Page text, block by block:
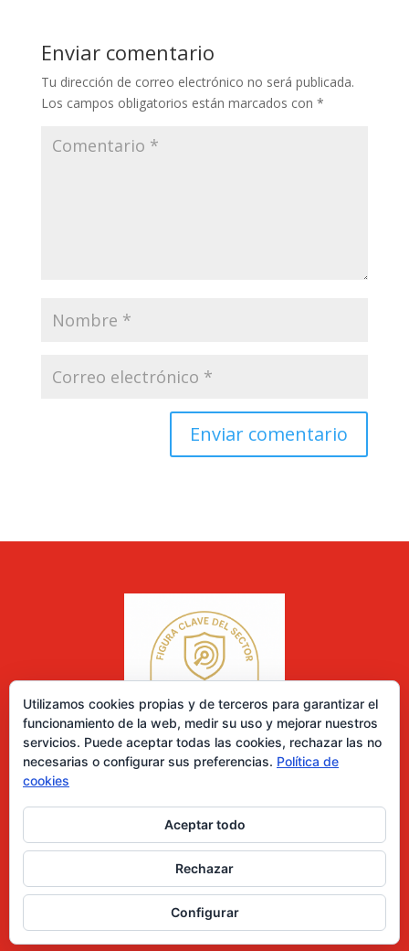
Enviar comentario
Tu dirección de correo electrónico no será publicada.
Los campos obligatorios están marcados con *
0 elementos
Desarrollado por Diseñador web para empresas
Utilizamos cookies propias y de terceros para garantizar el
funcionamiento de la web, medir su uso y mejorar nuestros
servicios. Puede aceptar todas las cookies, rechazar las no
necesarias o configurar sus preferencias. Política de
cookies
Aceptar todo
Rechazar
Configurar